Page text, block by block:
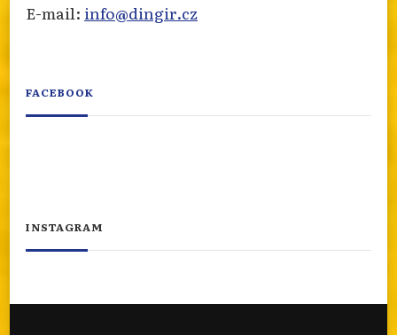
E-mail: info@dingir.cz
FACEBOOK
INSTAGRAM